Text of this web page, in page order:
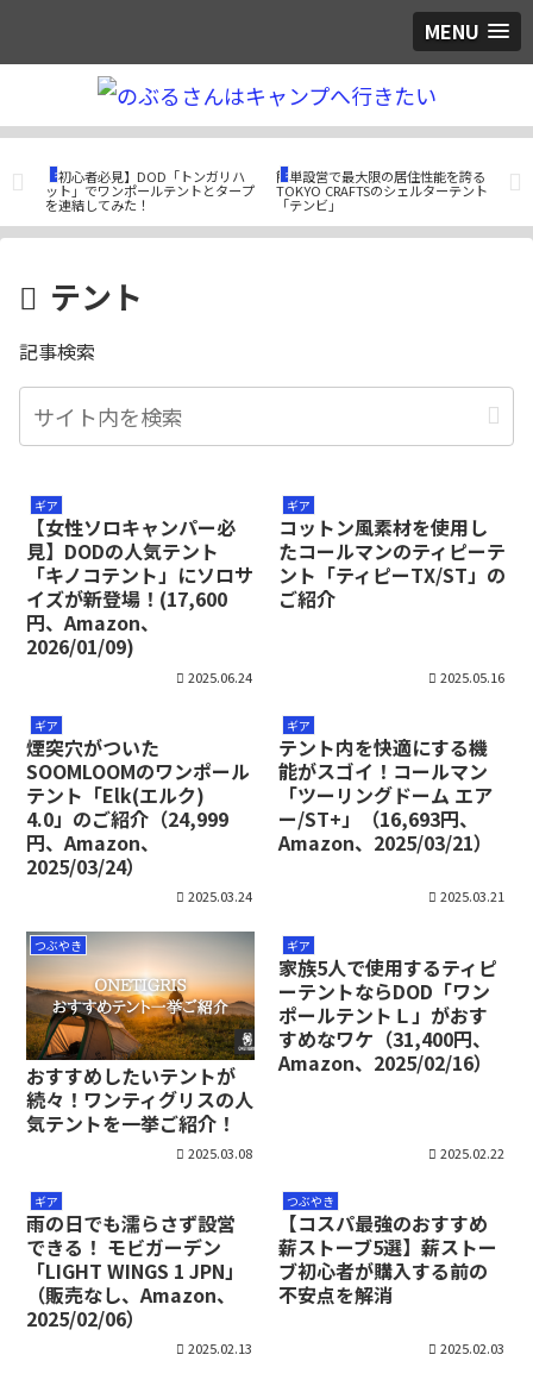
MENU
板 ギア
【初心者必見】DOD「トンガリハ
ット」でワンポールテントとタープ
を連結してみた！
ギア
簡単設営で最大限の居住性能を誇る
TOKYO CRAFTSのシェルターテント
「テンビ」
ギ
収
ク
テント
記事検索
ギア
【女性ソロキャンパー必
見】DODの人気テント
「キノコテント」にソロサ
イズが新登場！(17,600
円、Amazon、
2026/01/09)
2025.06.24
ギア
コットン風素材を使用し
たコールマンのティピーテ
ント「ティピーTX/ST」の
ご紹介
2025.05.16
ギア
煙突穴がついた
SOOMLOOMのワンポール
テント「Elk(エルク)
4.0」のご紹介（24,999
円、Amazon、
2025/03/24）
2025.03.24
ギア
テント内を快適にする機
能がスゴイ！コールマン
「ツーリングドーム エア
ー/ST+」（16,693円、
Amazon、2025/03/21）
2025.03.21
つぶやき
おすすめしたいテントが
続々！ワンティグリスの人
気テントを一挙ご紹介！
2025.03.08
ギア
家族5人で使用するティピ
ーテントならDOD「ワン
ポールテントＬ」がおす
すめなワケ（31,400円、
Amazon、2025/02/16）
2025.02.22
ギア
雨の日でも濡らさず設営
できる！ モビガーデン
「LIGHT WINGS 1 JPN」
（販売なし、Amazon、
2025/02/06）
2025.02.13
つぶやき
【コスパ最強のおすすめ
薪ストーブ5選】薪ストー
ブ初心者が購入する前の
不安点を解消
2025.02.03